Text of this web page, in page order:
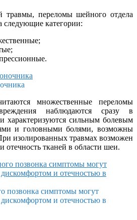
травмы, переломы шейного отдела
следующие категории:
множественные переломы
наблюдаются сразу в
характеризуются сильным болевым
и головными болями, возможны
изолированных травмах возможен
тканей в области шеи.
позвонка симптомы могут
и отечностью в